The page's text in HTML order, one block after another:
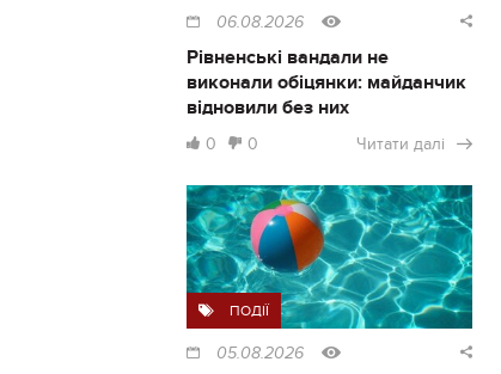
06.08.2026
Рівненські вандали не
виконали обіцянки: майданчик
відновили без них
0 0 Читати далі
ПОДІЇ
05.08.2026